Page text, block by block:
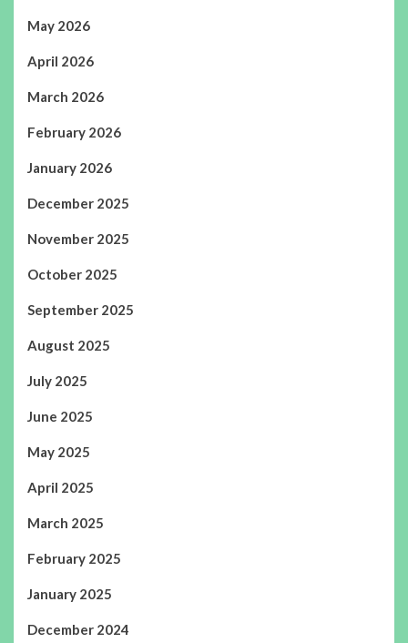
May 2026
April 2026
March 2026
February 2026
January 2026
December 2025
November 2025
October 2025
September 2025
August 2025
July 2025
June 2025
May 2025
April 2025
March 2025
February 2025
January 2025
December 2024